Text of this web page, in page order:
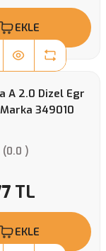
EKLE
A 2.0 Dizel Egr
349010
(0.0 )
TL
EKLE